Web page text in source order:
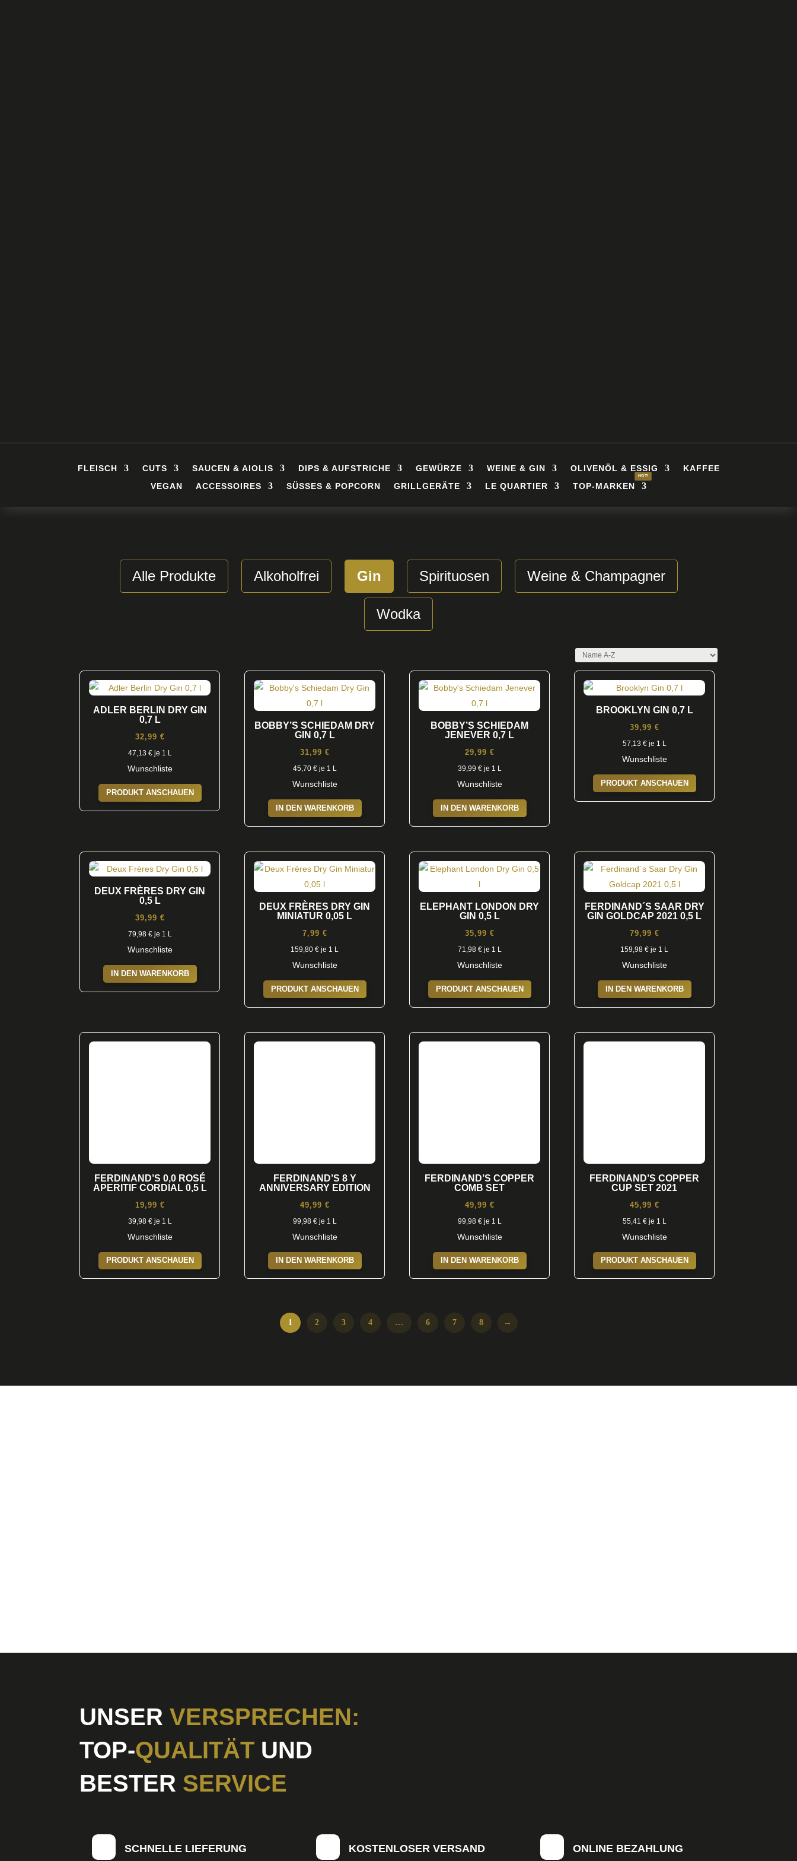
FLEISCH CUTS SAUCEN & AIOLIS DIPS & AUFSTRICHE GEWÜRZE WEINE & GIN OLIVENÖL & ESSIG
KAFFEE
VEGAN
ACCESSOIRES SÜSSES & POPCORN GRILLGERÄTE LE QUARTIER TOP-MARKEN
Alle Produkte Alkoholfrei Gin Spirituosen Weine & Champagner
Wodka
ADLER BERLIN DRY GIN
0,7 L
32,99 €
47,13 €je 1 L
Wunschliste
PRODUKT ANSCHAUEN
BOBBY’S SCHIEDAM DRY
GIN 0,7 L
31,99 €
45,70 €je 1 L
Wunschliste
IN DEN WARENKORB
BOBBY’S SCHIEDAM
JENEVER 0,7 L
29,99 €
39,99 €je 1 L
Wunschliste
IN DEN WARENKORB
BROOKLYN GIN 0,7 L
39,99 €
57,13 €je 1 L
Wunschliste
PRODUKT ANSCHAUEN
DEUX FRÈRES DRY GIN
0,5 L
39,99 €
79,98 €je 1 L
Wunschliste
IN DEN WARENKORB
DEUX FRÈRES DRY GIN
MINIATUR 0,05 L
7,99 €
159,80€ je 1 L
Wunschliste
PRODUKT ANSCHAUEN
ELEPHANT LONDON DRY
GIN 0,5 L
35,99 €
71,98 €je 1 L
Wunschliste
PRODUKT ANSCHAUEN
FERDINAND´S SAAR DRY
GIN GOLDCAP 2021 0,5 L
79,99 €
159,98€ je 1 L
Wunschliste
IN DEN WARENKORB
FERDINAND’S 0,0 ROSÉ
APERITIF CORDIAL 0,5 L
19,99 €
39,98 €je 1 L
Wunschliste
PRODUKT ANSCHAUEN
FERDINAND’S 8 Y
ANNIVERSARY EDITION
49,99 €
99,98 €je 1 L
Wunschliste
IN DEN WARENKORB
FERDINAND’S COPPER
COMB SET
49,99 €
99,98 €je 1 L
Wunschliste
IN DEN WARENKORB
FERDINAND’S COPPER
CUP SET 2021
45,99 €
55,41 €je 1 L
Wunschliste
PRODUKT ANSCHAUEN
1 2 3 4 … 6 7 8 →
UNSERVERSPRECHEN:
TOP-QUALITÄT UND
BESTER SERVICE
SCHNELLE LIEFERUNG KOSTENLOSER VERSAND ONLINE BEZAHLUNG